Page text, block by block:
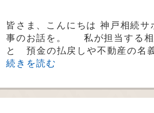
皆さま、こんにちは 神戸相続
事のお話を。 私が担当する相
と 預金の払戻しや不動産の名
続きを読む